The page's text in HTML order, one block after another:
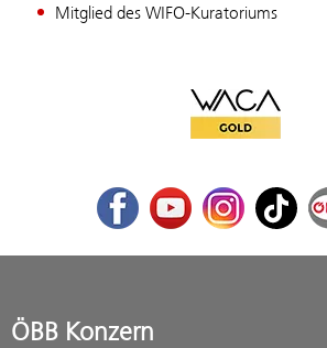
Mitglied des WIFO-Kuratoriums
WACA Gold
FacebookYoutubeInstagram
TikTok
ÖBB Konzern